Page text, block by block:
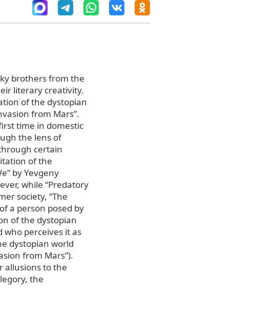
brothers from the
literary creativity.
of the dystopian
from Mars”.
time in domestic
the lens of
certain
of the
by Yevgeny
while “Predatory
society, “The
a person posed by
of the dystopian
perceives it as
dystopian world
from Mars”).
allusions to the
the